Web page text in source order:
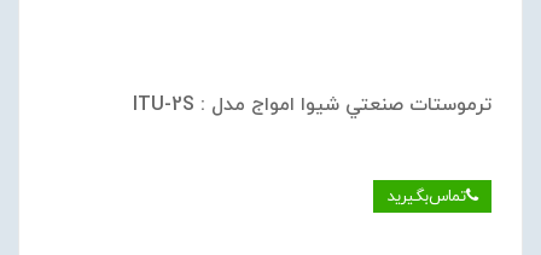
ترموستات صنعتي شیوا امواج مدل : ITU-2S
تماس‌بگیرید